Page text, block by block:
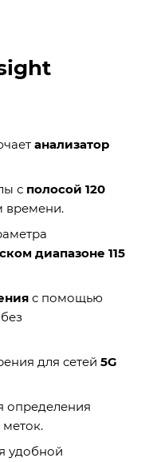
анализатор
с полосой 120
времени.
диапазоне 115
с помощью
для сетей 5G
определения
удобной